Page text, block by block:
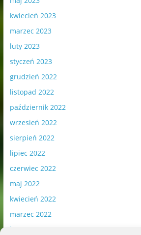
kwiecień 2023
marzec 2023
luty 2023
styczeń 2023
grudzień 2022
listopad 2022
październik 2022
wrzesień 2022
sierpień 2022
lipiec 2022
czerwiec 2022
maj 2022
kwiecień 2022
marzec 2022
luty 2022